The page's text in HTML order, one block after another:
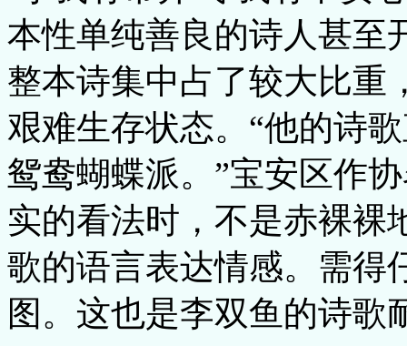
本性单纯善良的诗人甚至
整本诗集中占了较大比重
艰难生存状态。“他的诗
鸳鸯蝴蝶派。”宝安区作
实的看法时，不是赤裸裸
歌的语言表达情感。需得
图。这也是李双鱼的诗歌